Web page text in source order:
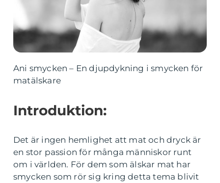
Ani smycken – En djupdykning i smycken för
matälskare
Introduktion:
Det är ingen hemlighet att mat och dryck är
en stor passion för många människor runt
om i världen. För dem som älskar mat har
smycken som rör sig kring detta tema blivit